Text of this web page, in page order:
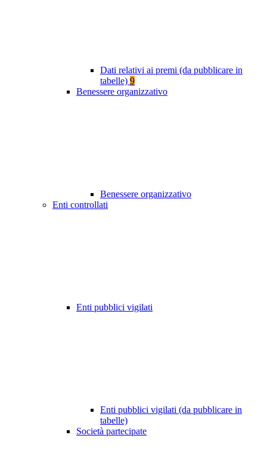
Dati relativi ai premi (da pubblicare in
tabelle) 9
Benessere organizzativo
Benessere organizzativo
Enti controllati
Enti pubblici vigilati
Enti pubblici vigilati (da pubblicare in
tabelle)
Società partecipate